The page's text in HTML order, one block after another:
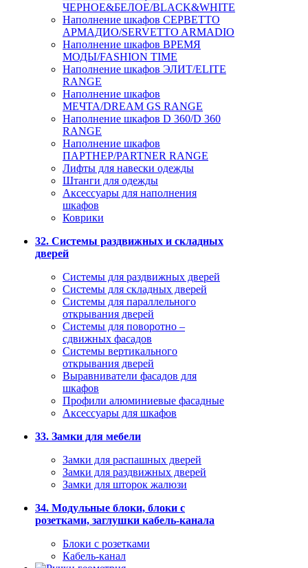
ЧЕРНОЕ&БЕЛОЕ/BLACK&WHITE
Наполнение шкафов СЕРВЕТТО
АРМАДИО/SERVETTO ARMADIO
Наполнение шкафов ВРЕМЯ
МОДЫ/FASHION TIME
Наполнение шкафов ЭЛИТ/ELITE
RANGE
Наполнение шкафов
МЕЧТА/DREAM GS RANGE
Наполнение шкафов D 360/D 360
RANGE
Наполнение шкафов
ПАРТНЕР/PARTNER RANGE
Лифты для навески одежды
Штанги для одежды
Аксессуары для наполнения
шкафов
Коврики
32. Системы раздвижных и складных
дверей
Системы для раздвижных дверей
Системы для складных дверей
Системы для параллельного
открывания дверей
Системы для поворотно –
сдвижных фасадов
Системы вертикального
открывания дверей
Выравниватели фасадов для
шкафов
Профили алюминиевые фасадные
Аксессуары для шкафов
33. Замки для мебели
Замки для распашных дверей
Замки для раздвижных дверей
Замки для шторок жалюзи
34. Модульные блоки, блоки с
розетками, заглушки кабель-канала
Блоки с розетками
Кабель-канал